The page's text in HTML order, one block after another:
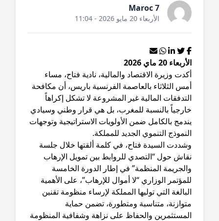
Maroc 7
الأربعاء 20 مايو 2026 - 11:04
وزيرة الاقتصاد والمالية، نادية فتاح، مساء
الثلاثاء بالعاصمة الفرنسية باريس، أن مكافحة
المالية غير المشروعة لا تشكل إكراهاً
بالنسبة للمغرب، بل هي قرار وطني وسيادي
بالكامل ضمن الأولويات الاستراتيجية وتوجهات
التنموي الجديد للمملكة.
السيدة فتاح، في كلمة ألقتها خلال جلسة
حول “التصدي للروابط بين تمويل الإرهاب
المنظمة” في إطار الدورة الخامسة
الوزاري “لا أموال للإرهاب”، على الأهمية
التي توليها المملكة لإرساء منظومة تقنين
متناسبة ومتطورة، تضمن حماية
والحفاظ على نزاهة وشفافية المنظومة